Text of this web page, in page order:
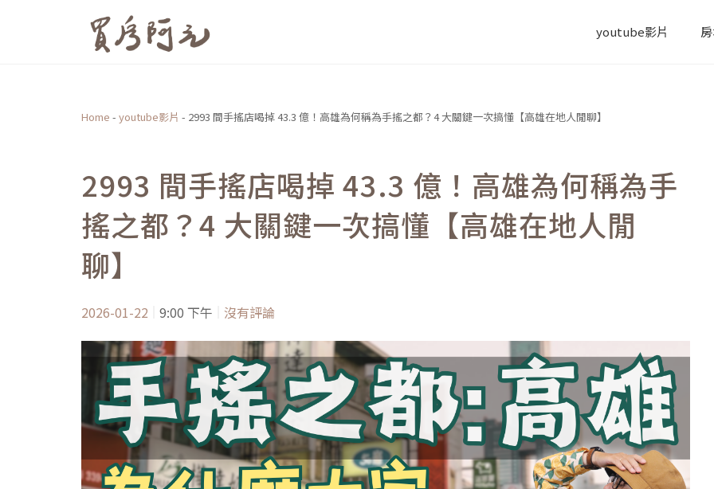
youtube影片
Home - youtube影片 - 2993 間手搖店喝掉 43.3 億！高雄為何稱為手搖之都？4 大關鍵一次搞懂【高雄在地人閒聊】
2993 間手搖店喝掉 43.3 億！高雄為何稱為手
搖之都？4 大關鍵一次搞懂【高雄在地人閒
聊】
2026-01-22 9:00 下午 沒有評論